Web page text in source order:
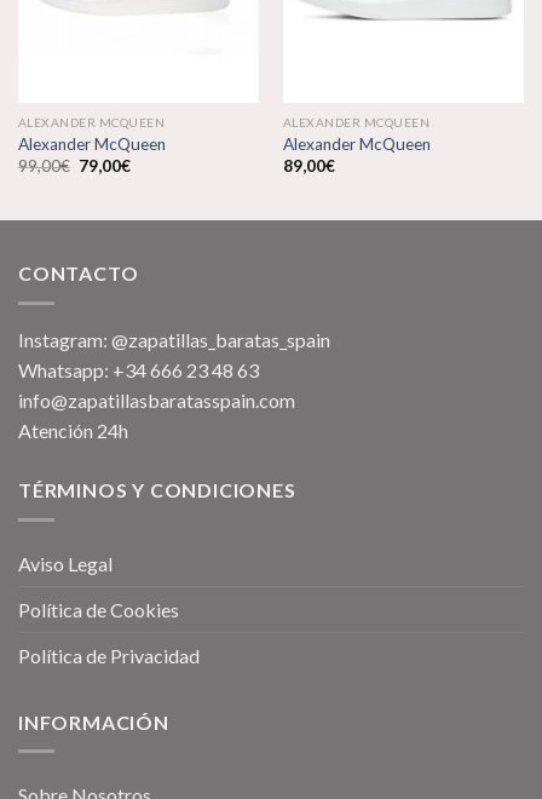
ALEXANDER MCQUEEN
Alexander McQueen
99,00€ El
precio
79,00€El
ALEXANDER MCQUEEN
Alexander McQueen
89,00€
CONTACTO
Instagram: @zapatillas_baratas_spain
Whatsapp: +34 666 23 48 63
info@zapatillasbaratasspain.com
Atención 24h
TÉRMINOS Y CONDICIONES
Aviso Legal
Política de Cookies
Política de Privacidad
INFORMACIÓN